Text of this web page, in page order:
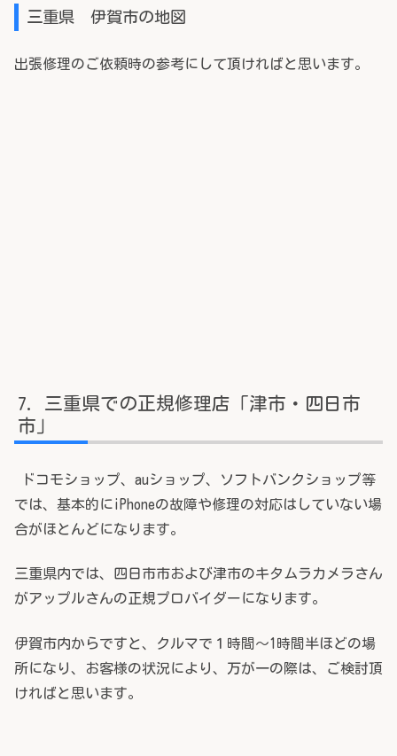
三重県 伊賀市の地図
出張修理のご依頼時の参考にして頂ければと思います。
三重県での正規修理店「津市・四日市
市」
ドコモショップ、auショップ、ソフトバンクショップ等
では、基本的にiPhoneの故障や修理の対応はしていない場
合がほとんどになります。
三重県内では、四日市市および津市のキタムラカメラさん
がアップルさんの正規プロバイダーになります。
伊賀市内からですと、クルマで１時間～1時間半ほどの場
所になり、お客様の状況により、万が一の際は、ご検討頂
ければと思います。